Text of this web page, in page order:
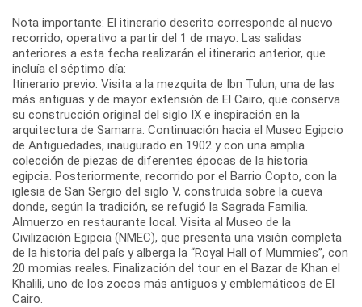
Nota importante: El itinerario descrito corresponde al nuevo
recorrido, operativo a partir del 1 de mayo. Las salidas
anteriores a esta fecha realizarán el itinerario anterior, que
incluía el séptimo día:
Itinerario previo: Visita a la mezquita de Ibn Tulun, una de las
más antiguas y de mayor extensión de El Cairo, que conserva
su construcción original del siglo IX e inspiración en la
arquitectura de Samarra. Continuación hacia el Museo Egipcio
de Antigüedades, inaugurado en 1902 y con una amplia
colección de piezas de diferentes épocas de la historia
egipcia. Posteriormente, recorrido por el Barrio Copto, con la
iglesia de San Sergio del siglo V, construida sobre la cueva
donde, según la tradición, se refugió la Sagrada Familia.
Almuerzo en restaurante local. Visita al Museo de la
Civilización Egipcia (NMEC), que presenta una visión completa
de la historia del país y alberga la “Royal Hall of Mummies”, con
20 momias reales. Finalización del tour en el Bazar de Khan el
Khalili, uno de los zocos más antiguos y emblemáticos de El
Cairo.